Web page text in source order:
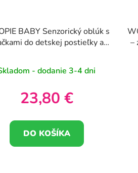
BABY Senzorický oblúk s
do detskej postieľky a
- dodanie 3-4 dni
23,80 €
DO KOŠÍKA
–